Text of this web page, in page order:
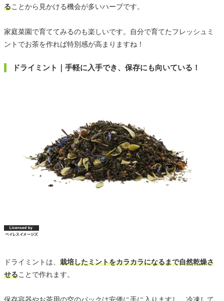
ることから見かける機会が多いハーブです。
家庭菜園で育ててみるのも楽しいです。自分で育てたフレッシュミ
ントでお茶を作れば特別感が高まりますね！
ドライミント｜手軽に入手でき、保存にも向いている！
ドライミントは、 栽培したミントをカラカラになるまで自然乾燥さ
せることで作れます。
保存容器やお茶用の空のパックは安価に手に入りますし、冷凍して